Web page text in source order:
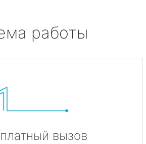
работы
вызов